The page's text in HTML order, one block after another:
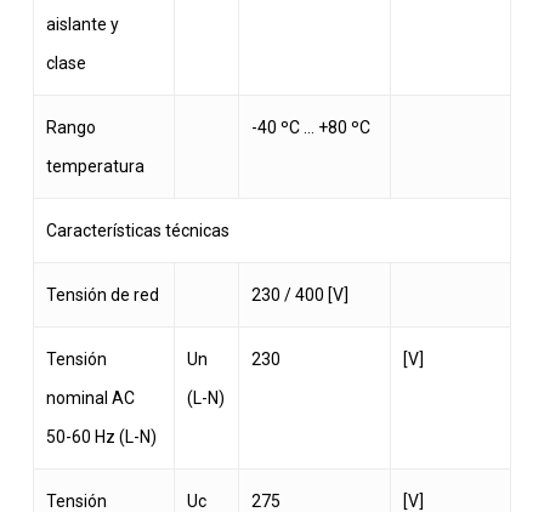
aislante y
clase
Rango
temperatura
-40 ºC … +80 ºC
Características técnicas
Tensión de red 230 / 400 [V]
Tensión
nominal AC
50-60 Hz (L-N)
Un
(L-N)
230 [V]
Tensión
Uc
275 [V]